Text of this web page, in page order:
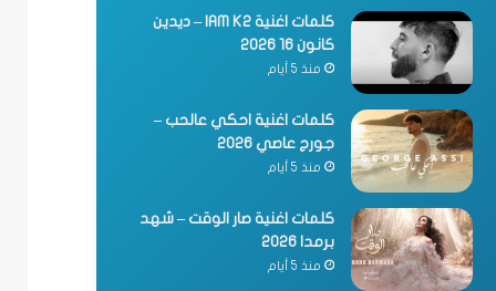
كلمات اغنية IAM K2 – ديدين
كانون 16 2026
منذ 5 أيام
كلمات اغنية احكي عالحب –
جورج عاصي 2026
منذ 5 أيام
كلمات اغنية صار الوقت – شهد
برمدا 2026
منذ 5 أيام